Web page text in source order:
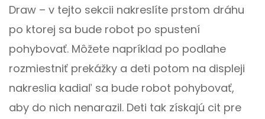
Draw – v tejto sekcii nakreslíte prstom dráhu
po ktorej sa bude robot po spustení
pohybovať. Môžete napríklad po podlahe
rozmiestniť prekážky a deti potom na displeji
nakreslia kadiaľ sa bude robot pohybovať,
aby do nich nenarazil. Deti tak získajú cit pre